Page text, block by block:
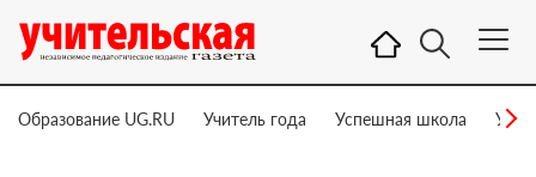
Образование UG.RU Учитель года Успешная школа